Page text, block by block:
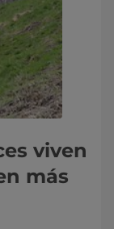
viven
más